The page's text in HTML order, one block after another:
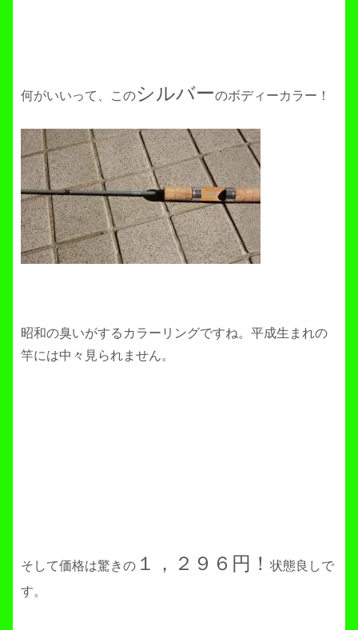
何がいいって、このシルバーのボディーカラー！
昭和の臭いがするカラーリングですね。平成生まれの
竿には中々見られません。
そして価格は驚きの １，２９６円！ 状態良しで
す。